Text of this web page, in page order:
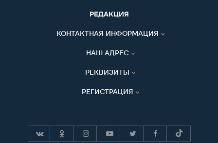
РЕДАКЦИЯ
КОНТАКТНАЯ ИНФОРМАЦИЯ
НАШ АДРЕС
РЕКВИЗИТЫ
РЕГИСТРАЦИЯ